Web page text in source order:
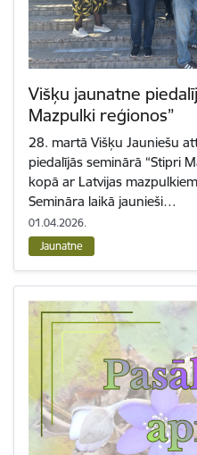
Višķu jaunatne
Mazpulki reģionos”
28. martā Višķu Jauniešu
piedalījās seminārā “Stipri
kopā ar Latvijas
Semināra laikā jaunieši…
01.04.2026.
Jaunatne